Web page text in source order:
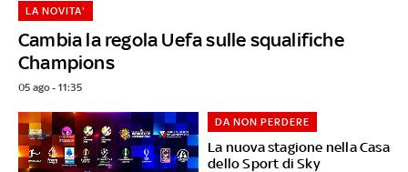
Cambia la regola Uefa sulle squalifiche
Champions
LA NOVITA'
05 ago - 11:35
La nuova stagione nella Casa
dello Sport di Sky
DA NON PERDERE